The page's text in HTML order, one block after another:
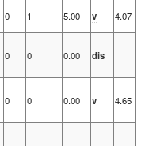
0 1 5.00 v
4.07
0 0 0.00 dis
0 0 0.00 v 4.65